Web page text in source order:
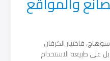
فاختيار الكرفان
على طبيعة الاستخدام